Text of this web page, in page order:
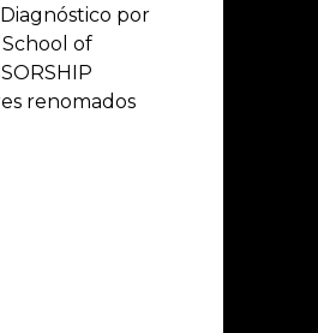
por
of
renomados